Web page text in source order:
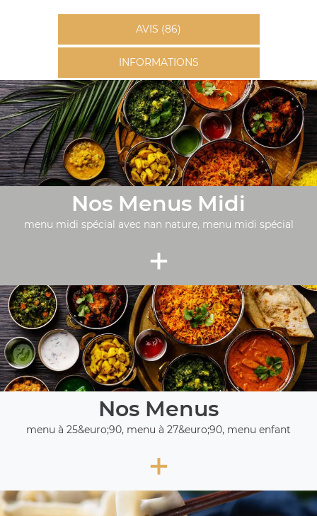
AVIS (86)
INFORMATIONS
Nos Menus Midi
menu midi spécial avec nan nature, menu midi spécial
+
Nos Menus
menu à 25&euro;90, menu à 27&euro;90, menu enfant
+